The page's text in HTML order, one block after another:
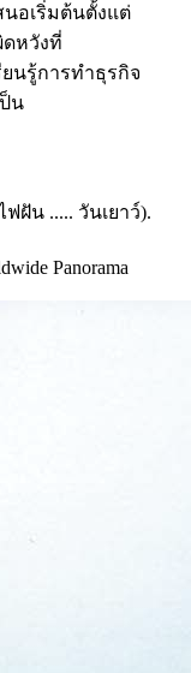
อเริ่มต้นตั้งแต่
หวังที่
นรู้การทำธุรกิจ
น
ฝัน ..... วันเยาว์).
Panorama